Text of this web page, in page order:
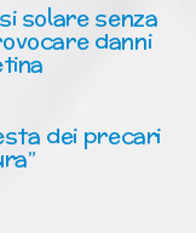
solare senza
danni
dei precari